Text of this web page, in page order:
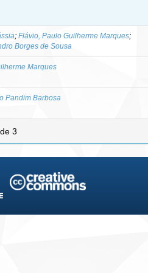
; Flávio, Paulo Guilherme Marques;
Borges de Sousa
Marques
Pandim Barbosa
3